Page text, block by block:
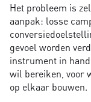
Het probleem is
aanpak: losse
gevoel worden
instrument in
wil bereiken, voor
op elkaar bouwen.